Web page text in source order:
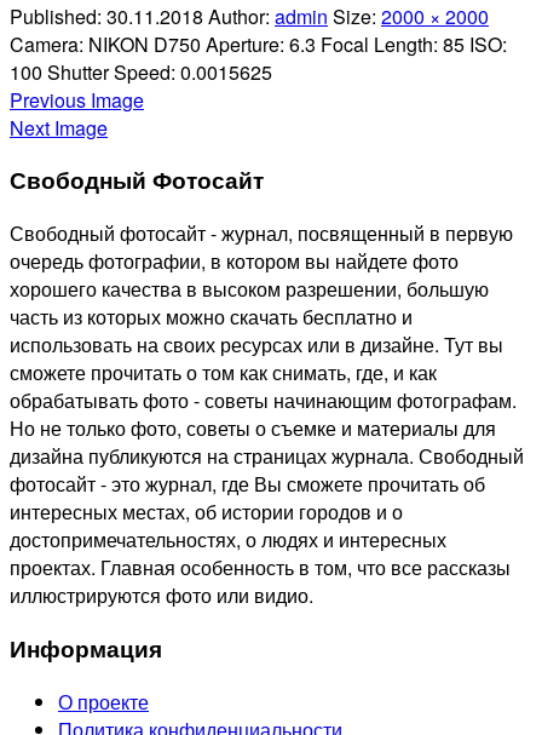
Published: 30.11.2018 Author: admin Size: 2000 × 2000
Camera: NIKON D750 Aperture: 6.3 Focal Length: 85 ISO:
100 Shutter Speed: 0.0015625
Previous Image
Next Image
Свободный Фотосайт
Свободный фотосайт - журнал, посвященный в первую
очередь фотографии, в котором вы найдете фото
хорошего качества в высоком разрешении, большую
часть из которых можно скачать бесплатно и
использовать на своих ресурсах или в дизайне. Тут вы
сможете прочитать о том как снимать, где, и как
обрабатывать фото - советы начинающим фотографам.
Но не только фото, советы о съемке и материалы для
дизайна публикуются на страницах журнала. Свободный
фотосайт - это журнал, где Вы сможете прочитать об
интересных местах, об истории городов и о
достопримечательностях, о людях и интересных
проектах. Главная особенность в том, что все рассказы
иллюстрируются фото или видио.
Информация
О проекте
Политика конфиденциальности